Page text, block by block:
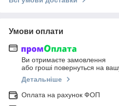
Умови оплати
Ви отримаєте замовлення
або гроші повернуться на
Детальніше
Оплата на рахунок ФОП